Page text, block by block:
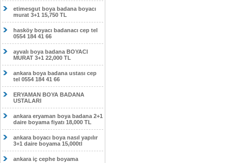
etimesgut boya badana boyacı
murat 3+1 15,750 TL
hasköy boyacı badanacı cep tel
0554 184 41 66
ayvalı boya badana BOYACI
MURAT 3+1 22,000 TL
ankara boya badana ustası cep
tel 0554 184 41 66
ERYAMAN BOYA BADANA
USTALARI
ankara eryaman boya badana 2+1
daire boyama fiyatı 18,000 TL
ankara boyacı boya nasıl yapılır
3+1 daire boyama 15,000tl
ankara iç cephe boyama